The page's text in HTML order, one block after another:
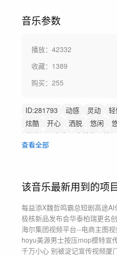
音乐参数
播放： 42332
收藏： 1389
购买： 255
ID:281793 动感 灵动
炫酷
开心 洒脱 悠闲
律动
无人声 中鼓点 快闪
花絮
节奏
创意测评旅拍美食
京东天猫
查看全部
该音乐最新用到的项
每益添X魏哲鸣霸总短剧高途AI
极核新品发布会华泰柏瑞更名
海尔集团视频平台--电商主图视
hoyu美源男士按压mop模特宣
千万小心 别被淀记宣传视频厦